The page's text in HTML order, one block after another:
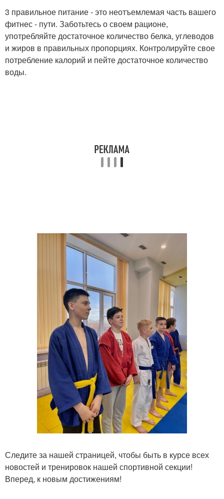
3 правильное питание - это неотъемлемая часть вашего
фитнес - пути. Заботьтесь о своем рационе,
употребляйте достаточное количество белка, углеводов
и жиров в правильных пропорциях. Контролируйте свое
потребление калорий и пейте достаточное количество
воды.
Следите за нашей страницей, чтобы быть в курсе всех
новостей и тренировок нашей спортивной секции!
Вперед, к новым достижениям!